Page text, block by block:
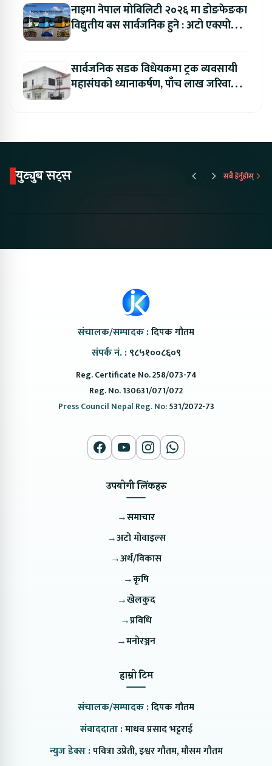
नाइमा नेपाल मोबिलिटी २०२६ मा डोङफेङका
विद्युतीय बस सार्वजनिक हुने : अटो एक्स्पोमा
सार्वजनिक सडक विधेयकमा ट्रक व्यवसायी
महासंघको ध्यानाकर्षण, पाँच लाख जरिवाना
युट्युब सट्स सबै हेर्नुहोस्
संचालक/सम्पादक :दिपक गौतम
संपर्क नं. : ९८५१००८६०९
Reg. Certificate No. 258/073-74
Reg. No. 130631/071/072
Press Council Nepal Reg. No:531/2072-73
उपयोगी लिंकहरु
→समाचार
→अटो मोवाइल्स
→अर्थ/विकास
→कृषि
→खेलकुद
→प्रविधि
→मनोरञ्जन
हाम्रो टिम
संचालक/सम्पादक :दिपक गौतम
संवाददाता :माधव प्रसाद भट्टराई
न्युज डेक्स :पवित्रा उप्रेती, इश्वर गौतम, मौसम गौतम